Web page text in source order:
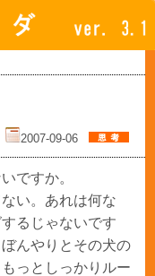
2007-09-06
ですか。
い。あれは何な
るじゃないです
んやりとその犬の
っとしっかりルー